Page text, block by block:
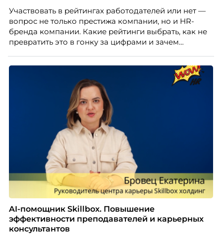
Участвовать в рейтингах работодателей или нет —
вопрос не только престижа компании, но и HR-
бренда компании. Какие рейтинги выбрать, как не
превратить это в гонку за цифрами и зачем
AI-помощник Skillbox. Повышение
эффективности преподавателей и карьерных
консультантов